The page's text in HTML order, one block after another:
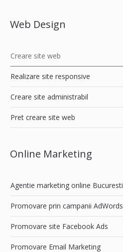
Web Design
Creare site web
Realizare site responsive
Creare site administrabil
Pret creare site web
Online Marketing
Agentie marketing online Bucuresti
Promovare prin campanii AdWords
Promovare site Facebook Ads
Promovare Email Marketing